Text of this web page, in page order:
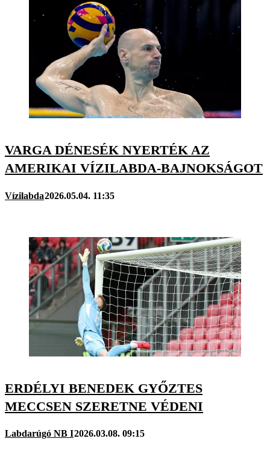
VARGA DÉNESÉK NYERTÉK AZ
AMERIKAI VÍZILABDA-BAJNOKSÁGOT
Vízilabda2026.05.04. 11:35
ERDÉLYI BENEDEK GYŐZTES
MECCSEN SZERETNE VÉDENI
Labdarúgó NB I2026.03.08. 09:15